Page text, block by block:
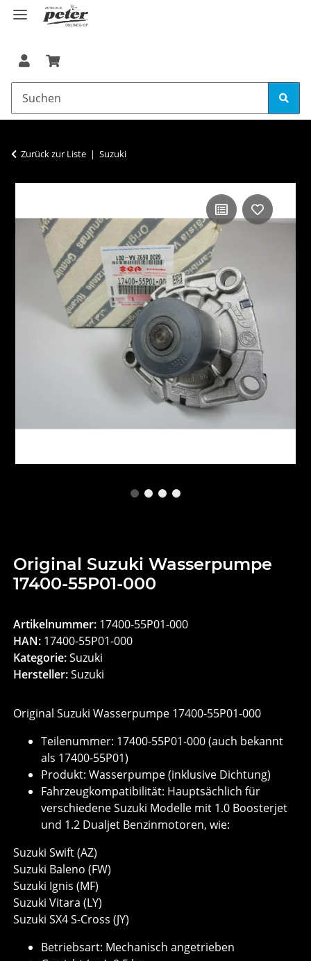
Zurück zur Liste Suzuki
Original Suzuki Wasserpumpe
17400-55P01-000
Artikelnummer: 17400-55P01-000
HAN: 17400-55P01-000
Kategorie:Suzuki
Hersteller:Suzuki
Original Suzuki Wasserpumpe 17400-55P01-000
Teilenummer: 17400-55P01-000 (auch bekannt
als 17400-55P01)
Produkt: Wasserpumpe (inklusive Dichtung)
Fahrzeugkompatibilität: Hauptsächlich für
verschiedene Suzuki Modelle mit 1.0 Boosterjet
und 1.2 Dualjet Benzinmotoren, wie:
Suzuki Swift (AZ)
Suzuki Baleno (FW)
Suzuki Ignis (MF)
Suzuki Vitara (LY)
Suzuki SX4 S-Cross (JY)
Betriebsart: Mechanisch angetrieben